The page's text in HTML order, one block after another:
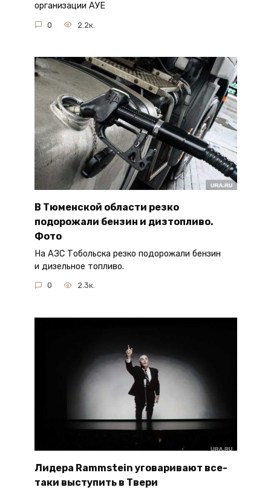
организации АУЕ
0 2.2к.
В Тюменской области резко
подорожали бензин и дизтопливо.
Фото
На АЗС Тобольска резко подорожали бензин
и дизельное топливо.
0 2.3к.
Лидера Rammstein уговаривают все-
таки выступить в Твери